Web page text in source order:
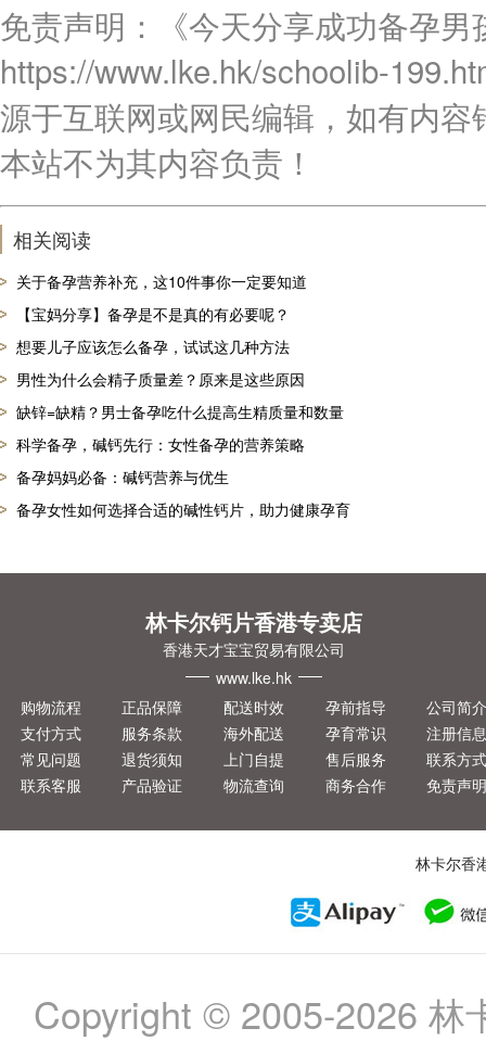
免责声明：《今天分享成功备孕
https://www.lke.hk/schoolib-
源于互联网或网民编辑，如有内
本站不为其内容负责！
相关阅读
关于备孕营养补充，这10件事你一定要知道
【宝妈分享】备孕是不是真的有必要呢？
想要儿子应该怎么备孕，试试这几种方法
男性为什么会精子质量差？原来是这些原因
缺锌=缺精？男士备孕吃什么提高生精质量和数量
科学备孕，碱钙先行：女性备孕的营养策略
备孕妈妈必备：碱钙营养与优生
备孕女性如何选择合适的碱性钙片，助力健康孕育
林卡尔钙片香港专卖店
香港天才宝宝贸易有限公司
www.lke.hk
购物流程
支付方式
常见问题
联系客服
正品保障
服务条款
退货须知
产品验证
配送时效
海外配送
上门自提
物流查询
孕前指导
孕育常识
售后服务
商务合作
公司简
注册信
联系方
免责声
林卡尔香
Copyright © 2005-2026 林